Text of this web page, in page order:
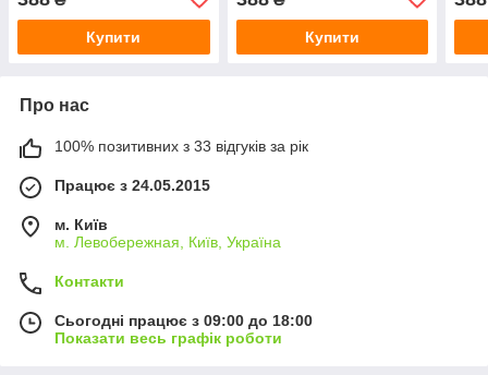
Купити Купити
Про нас
100% позитивних з 33 відгуків за рік
Працює з 24.05.2015
м. Київ
м. Левобережная, Київ, Україна
Контакти
Сьогодні працює з 09:00 до 18:00
Показати весь графік роботи